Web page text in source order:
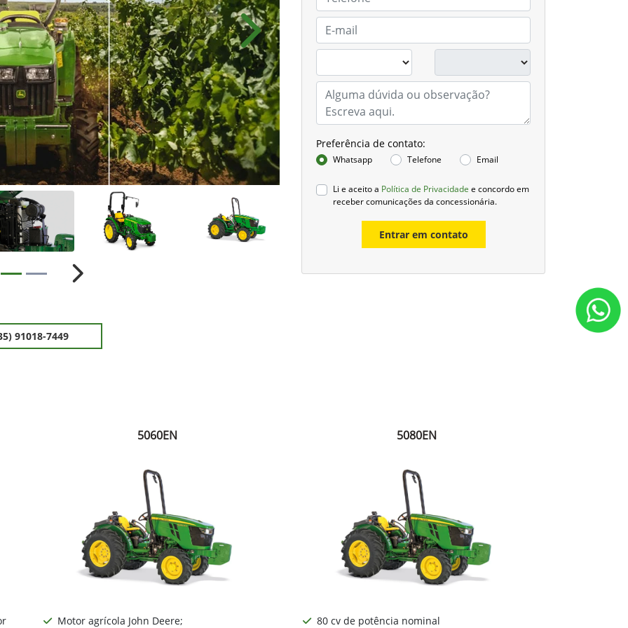
Preferência de contato:
Whatsapp Telefone Email
Li e aceito a Política de Privacidade e concordo em
receber comunicações da concessionária.
Entrar em contato
Próximo
Próximo
91018-7449
5060EN
Motor agrícola John Deere;
5080EN
80 cv de potência nominal